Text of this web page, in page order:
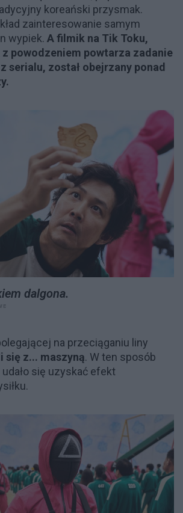
koreański przysmak.
zainteresowanie samym
wypiek. A filmik na Tik Toku,
powodzeniem powtarza zadanie
serialu, został obejrzany ponad
dalgona.
na przeciąganiu liny
z... maszyną. W ten sposób
się uzyskać efekt